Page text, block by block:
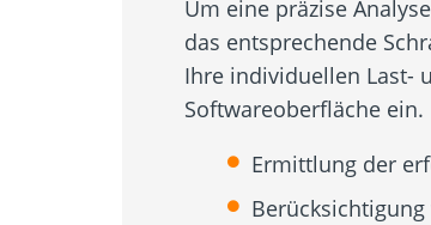
Um eine präzise
das entsprechende
Ihre individuellen Last-
Softwareoberfläche ein.
Ermittlung der